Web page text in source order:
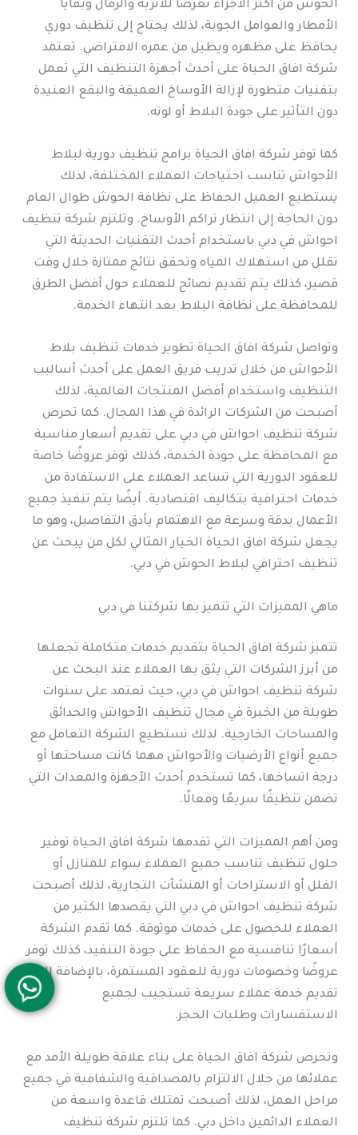
الحوش من أكثر الأجزاء تعرضًا للأتربة والرمال وبقايا
الأمطار والعوامل الجوية، لذلك يحتاج إلى تنظيف دوري
يحافظ على مظهره ويطيل من عمره الافتراضي. تعتمد
شركة افاق الحياة على أحدث أجهزة التنظيف التي تعمل
بتقنيات متطورة لإزالة الأوساخ العميقة والبقع العنيدة
دون التأثير على جودة البلاط أو لونه.
كما توفر شركة افاق الحياة برامج تنظيف دورية لبلاط
الأحواش تناسب احتياجات العملاء المختلفة، لذلك
يستطيع العميل الحفاظ على نظافة الحوش طوال العام
دون الحاجة إلى انتظار تراكم الأوساخ. وتلتزم شركة تنظيف
احواش في دبي باستخدام أحدث التقنيات الحديثة التي
تقلل من استهلاك المياه وتحقق نتائج ممتازة خلال وقت
قصير، كذلك يتم تقديم نصائح للعملاء حول أفضل الطرق
للمحافظة على نظافة البلاط بعد انتهاء الخدمة.
وتواصل شركة افاق الحياة تطوير خدمات تنظيف بلاط
الأحواش من خلال تدريب فريق العمل على أحدث أساليب
التنظيف واستخدام أفضل المنتجات العالمية، لذلك
أصبحت من الشركات الرائدة في هذا المجال. كما تحرص
شركة تنظيف احواش في دبي على تقديم أسعار مناسبة
مع المحافظة على جودة الخدمة، كذلك توفر عروضًا خاصة
للعقود الدورية التي تساعد العملاء على الاستفادة من
خدمات احترافية بتكاليف اقتصادية. أيضًا يتم تنفيذ جميع
الأعمال بدقة وسرعة مع الاهتمام بأدق التفاصيل، وهو ما
يجعل شركة افاق الحياة الخيار المثالي لكل من يبحث عن
تنظيف احترافي لبلاط الحوش في دبي.
ماهي المميزات التي تتميز بها شركتنا في دبي
تتميز شركة افاق الحياة بتقديم خدمات متكاملة تجعلها
من أبرز الشركات التي يثق بها العملاء عند البحث عن
شركة تنظيف احواش في دبي، حيث تعتمد على سنوات
طويلة من الخبرة في مجال تنظيف الأحواش والحدائق
والمساحات الخارجية. لذلك تستطيع الشركة التعامل مع
جميع أنواع الأرضيات والأحواش مهما كانت مساحتها أو
درجة اتساخها، كما تستخدم أحدث الأجهزة والمعدات التي
تضمن تنظيفًا سريعًا وفعالًا.
ومن أهم المميزات التي تقدمها شركة افاق الحياة توفير
حلول تنظيف تناسب جميع العملاء سواء للمنازل أو
الفلل أو الاستراحات أو المنشآت التجارية، لذلك أصبحت
شركة تنظيف احواش في دبي التي يقصدها الكثير من
العملاء للحصول على خدمات موثوقة. كما تقدم الشركة
أسعارًا تنافسية مع الحفاظ على جودة التنفيذ، كذلك توفر
عروضًا وخصومات دورية للعقود المستمرة، بالإضافة إلى
تقديم خدمة عملاء سريعة تستجيب لجميع
الاستفسارات وطلبات الحجز.
وتحرص شركة افاق الحياة على بناء علاقة طويلة الأمد مع
عملائها من خلال الالتزام بالمصداقية والشفافية في جميع
مراحل العمل، لذلك أصبحت تمتلك قاعدة واسعة من
العملاء الدائمين داخل دبي. كما تلتزم شركة تنظيف